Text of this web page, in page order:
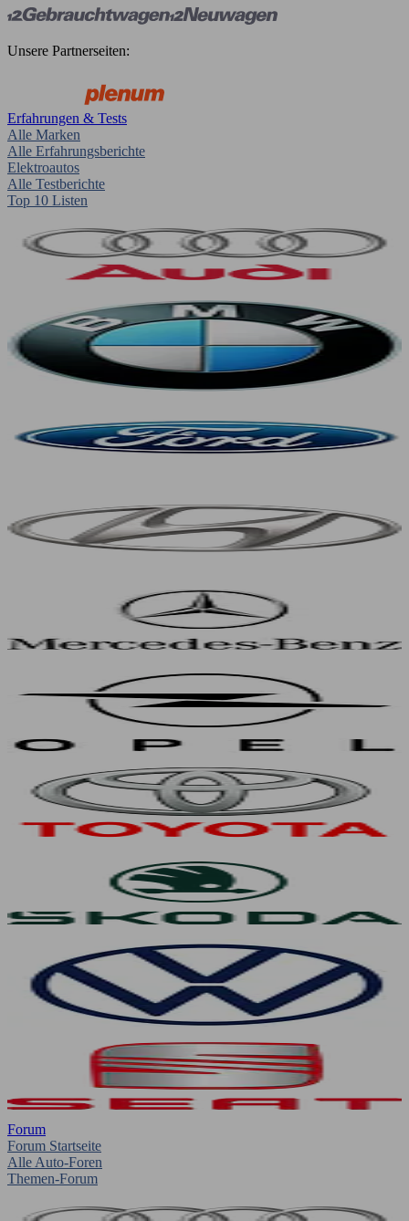
Unsere Partnerseiten:
Erfahrungen & Tests
Alle Marken
Alle Erfahrungsberichte
Elektroautos
Alle Testberichte
Top 10 Listen
Forum
Forum Startseite
Alle Auto-Foren
Themen-Forum